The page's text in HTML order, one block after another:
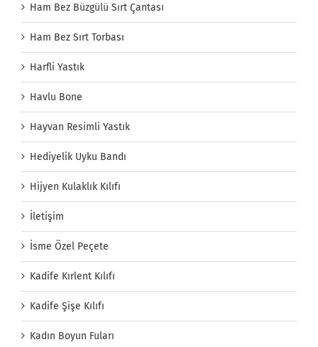
Ham Bez Büzgülü Sırt Çantası
Ham Bez Sırt Torbası
Harfli Yastık
Havlu Bone
Hayvan Resimli Yastık
Hediyelik Uyku Bandı
Hijyen Kulaklık Kılıfı
İletişim
İsme Özel Peçete
Kadife Kırlent Kılıfı
Kadife Şişe Kılıfı
Kadın Boyun Fuları